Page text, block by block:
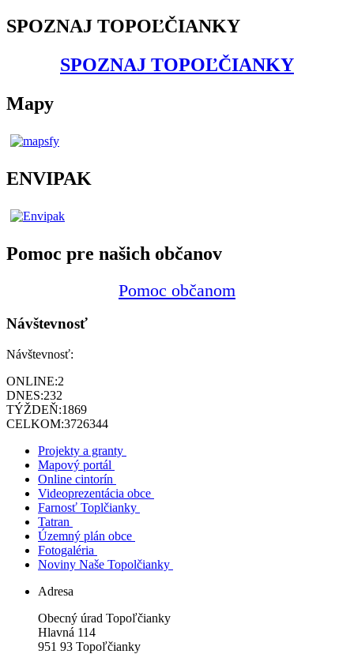
SPOZNAJ TOPOĽČIANKY
SPOZNAJ TOPOĽČIANKY
Mapy
ENVIPAK
Pomoc pre našich občanov
Pomoc občanom
Návštevnosť
Návštevnosť:
ONLINE:2
DNES:232
TÝŽDEŇ:1869
CELKOM:3726344
Projekty a granty
Mapový portál
Online cintorín
Videoprezentácia obce
Farnosť Toplčianky
Tatran
Územný plán obce
Fotogaléria
Noviny Naše Topolčianky
Adresa
Obecný úrad Topoľčianky
Hlavná 114
951 93 Topoľčianky